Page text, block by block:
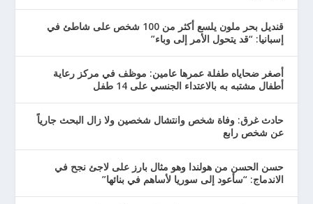
قنديل بحر ملون يلسع أكثر من 100 شخص على شاطئ في
إسبانيا: “قد يتحول الأمر إلى وباء”
أصغر ضحاياه طفلة عمرها عامين: موظف في مركز رعاية
أطفال مشتبه به بالاعتداء الجنسي على 14 طفل
حادث غرق: وفاة شخص وانتشال شخصين ولا زال البحث جارياً
عن شخص رابع
حسن الحسن من هولندا وهو مثال بارز على لاجئ نجح في
الاندماج: “سأعود إلى سوريا لأساهم في بنائها”